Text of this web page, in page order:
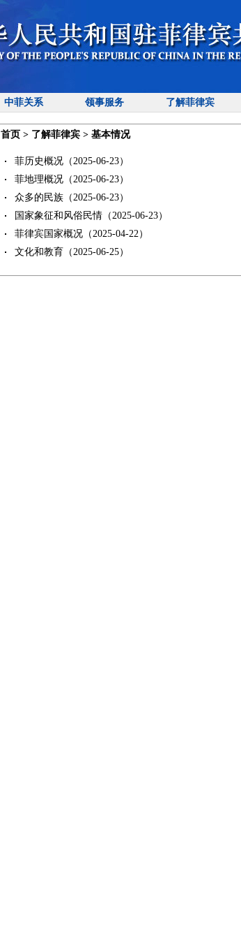
中菲关系 领事服务 了解菲律宾
首页 > 了解菲律宾 > 基本情况
菲历史概况 （2025-06-23）
菲地理概况 （2025-06-23）
众多的民族 （2025-06-23）
国家象征和风俗民情 （2025-06-23）
菲律宾国家概况 （2025-04-22）
文化和教育 （2025-06-25）